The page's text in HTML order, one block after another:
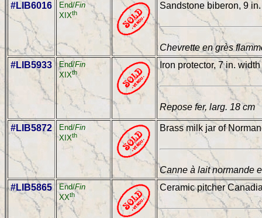
#LIB6016 End/Fin
XIXth
Sandstone biberon, 9
Chevrette en grès
#LIB5933
End/Fin
XIXth
Iron protector, 7 in. width
Repose fer, larg. 18 cm
#LIB5872 End/Fin
XIXth
Brass milk jar of
Canne à lait normande
#LIB5865
End/Fin
XXth
Ceramic pitcher